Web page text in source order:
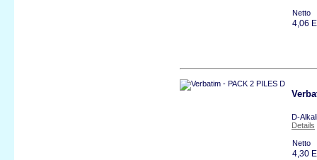
Netto
4,06
D-
Details
Netto
4,30